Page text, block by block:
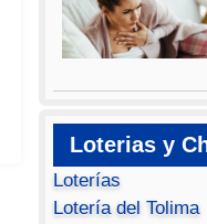
Loterias y
Loterías
Lotería del Tolima